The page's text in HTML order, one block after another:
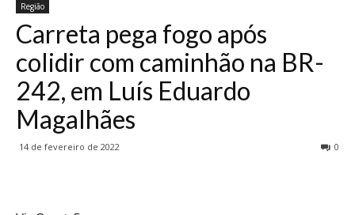
Região
Carreta pega fogo após
colidir com caminhão na BR-
242, em Luís Eduardo
Magalhães
14 de fevereiro de 2022 0